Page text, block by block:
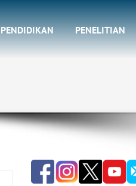
PENDIDIKAN PENELITIAN